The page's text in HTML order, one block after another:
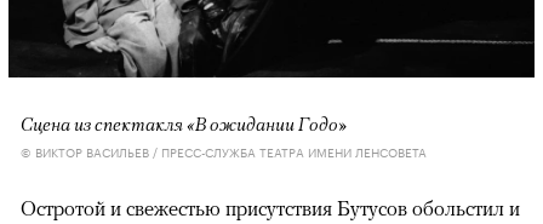
Сцена из спектакля «В ожидании Годо»
© ВИКТОР ВАСИЛЬЕВ / ПРЕСС-СЛУЖБА ТЕАТРА ИМЕНИ ЛЕНСОВЕТА
Остротой и свежестью присутствия Бутусов обольстил и